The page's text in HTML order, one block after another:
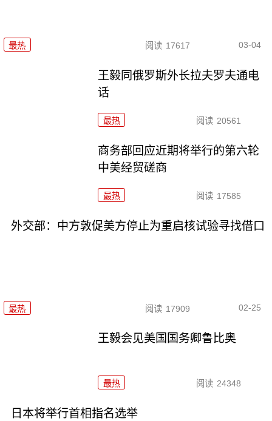
最热 阅读 17617 03-04
王毅同俄罗斯外长拉夫罗夫通电
话
最热 阅读 20561
商务部回应近期将举行的第六轮
中美经贸磋商
最热 阅读 17585
外交部：中方敦促美方停止为重启核试验寻找借口
最热 阅读 17909 02-25
王毅会见美国国务卿鲁比奥
最热 阅读 24348
日本将举行首相指名选举